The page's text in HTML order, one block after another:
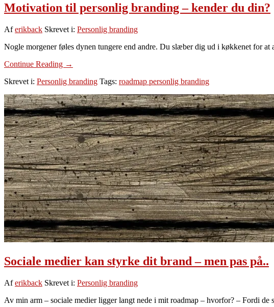
Motivation til personlig branding – kender du din?
Aferikback Skrevet i: Personlig branding
Nogle morgener føles dynen tungere end andre. Du slæber dig ud i køkkenet for
Continue Reading om
til
branding
–
kender
du
din?
→
Skrevet i: Personlig branding Tags: roadmap personlig branding
Sociale medier kan styrke dit brand – men pas på..
Aferikback Skrevet i: Personlig branding
Av min arm – sociale medier ligger langt nede i mit roadmap – hvorfor? – Fordi